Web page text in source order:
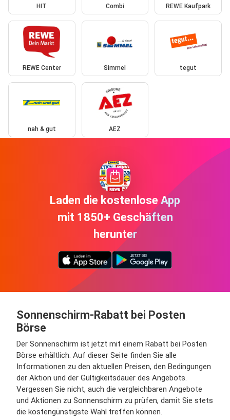
HIT Combi REWE Kaufpark
REWE Center Simmel tegut
nah & gut AEZ
Laden die kostenlose App
mit 1850+ Geschäften
herunter
Sonnenschirm-Rabatt bei Posten
Börse
Der Sonnenschirm ist jetzt mit einem Rabatt bei Posten
Börse erhältlich. Auf dieser Seite finden Sie alle
Informationen zu den aktuellen Preisen, den Bedingungen
der Aktion und der Gültigkeitsdauer des Angebots.
Vergessen Sie nicht, auch die vergleichbaren Angebote
und Aktionen zu Sonnenschirm zu prüfen, damit Sie stets
die kostengünstigste Wahl treffen können.